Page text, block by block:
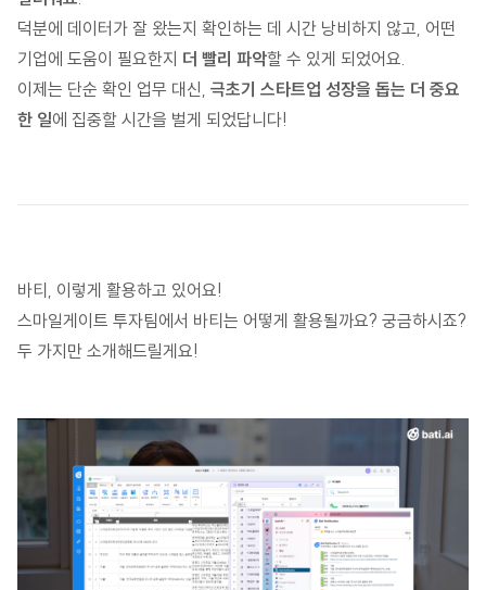
덕분에 데이터가 잘 왔는지 확인하는 데 시간 낭비하지 않고, 어떤
기업에 도움이 필요한지 더 빨리 파악할 수 있게 되었어요.
이제는 단순 확인 업무 대신, 극초기 스타트업 성장을 돕는 더 중요
한 일에 집중할 시간을 벌게 되었답니다!
바티, 이렇게 활용하고 있어요!
스마일게이트 투자팀에서 바티는 어떻게 활용될까요? 궁금하시죠?
두 가지만 소개해드릴게요!